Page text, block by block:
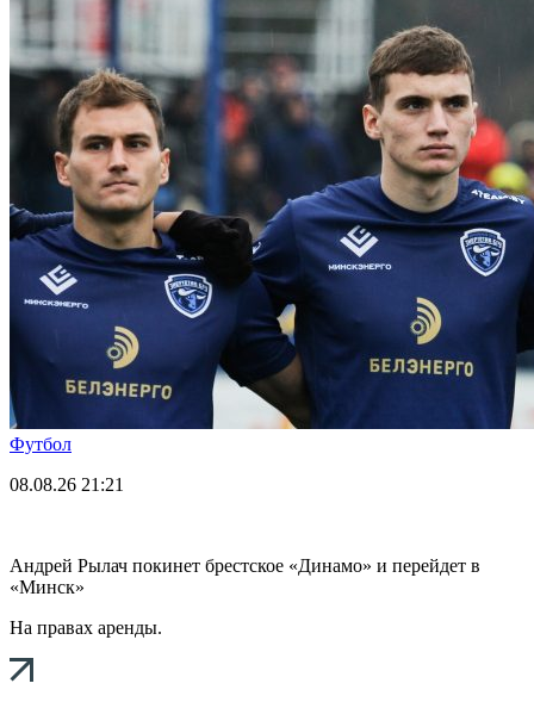
Футбол
08.08.26 21:21
Андрей Рылач покинет брестское «Динамо» и перейдет в
«Минск»
На правах аренды.